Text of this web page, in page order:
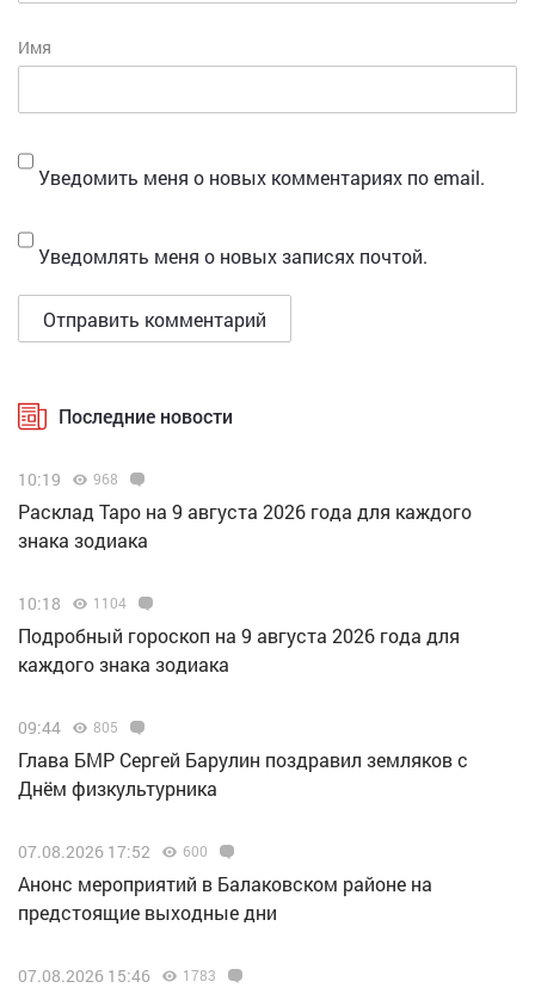
Имя
Уведомить меня о новых комментариях по email.
Уведомлять меня о новых записях почтой.
Последние новости
10:19 968
Расклад Таро на 9 августа 2026 года для каждого
знака зодиака
10:18 1104
Подробный гороскоп на 9 августа 2026 года для
каждого знака зодиака
09:44 805
Глава БМР Сергей Барулин поздравил земляков с
Днём физкультурника
07.08.2026 17:52 600
Анонс мероприятий в Балаковском районе на
предстоящие выходные дни
07.08.2026 15:46 1783